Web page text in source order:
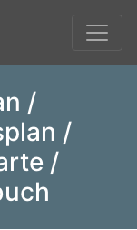
/
/
/